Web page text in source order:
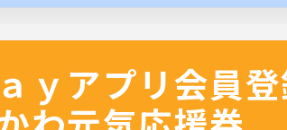
ｙアプリ会員